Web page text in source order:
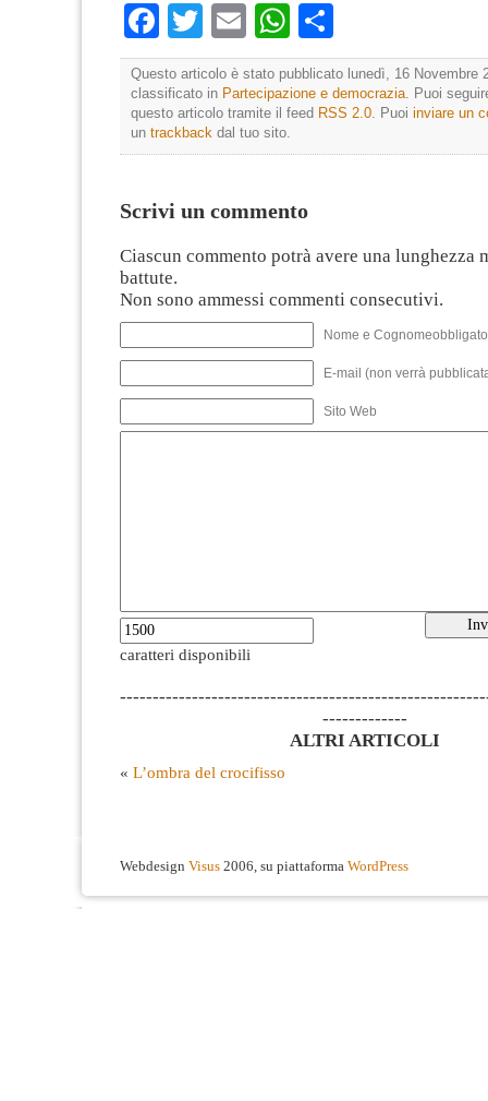
Facebook
TwitterEmailWhatsApp
Questo articolo è stato pubblicato lunedì, 16 Novembre
classificato in Partecipazione e democrazia. Puoi
questo articolo tramite il feed RSS 2.0. Puoi inviare un
un trackback dal tuo sito.
Scrivi un commento
Ciascun commento potrà avere una lunghezza
battute.
Non sono ammessi commenti consecutivi.
Nome e
E-mail (non verrà
Sito Web
caratteri disponibili
-------------
ALTRI ARTICOLI
« L’ombra del crocifisso
Webdesign Visus 2006, su piattaforma WordPress